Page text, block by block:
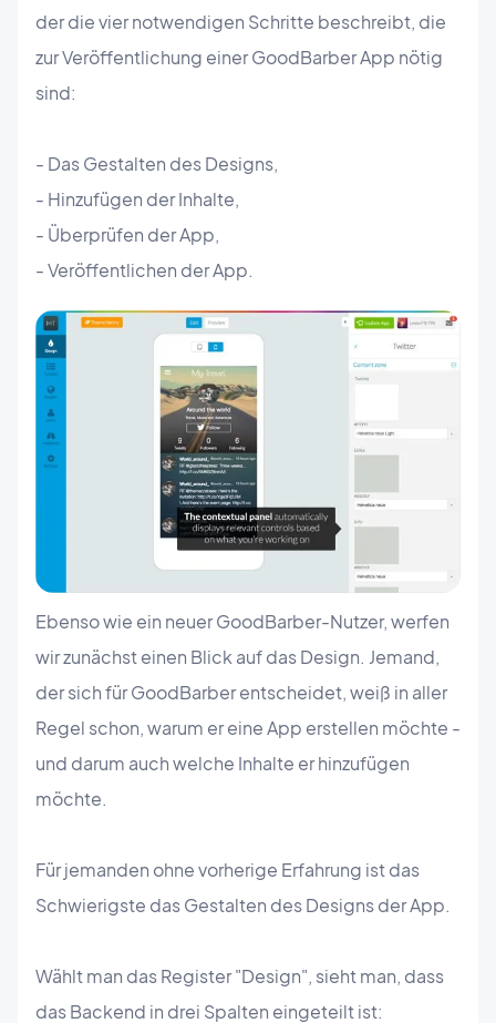
der die vier notwendigen Schritte beschreibt, die
zur Veröffentlichung einer GoodBarber App nötig
sind:
- Das Gestalten des Designs,
- Hinzufügen der Inhalte,
- Überprüfen der App,
- Veröffentlichen der App.
Ebenso wie ein neuer GoodBarber-Nutzer, werfen
wir zunächst einen Blick auf das Design. Jemand,
der sich für GoodBarber entscheidet, weiß in aller
Regel schon, warum er eine App erstellen möchte -
und darum auch welche Inhalte er hinzufügen
möchte.
Für jemanden ohne vorherige Erfahrung ist das
Schwierigste das Gestalten des Designs der App.
Wählt man das Register "Design", sieht man, dass
das Backend in drei Spalten eingeteilt ist: